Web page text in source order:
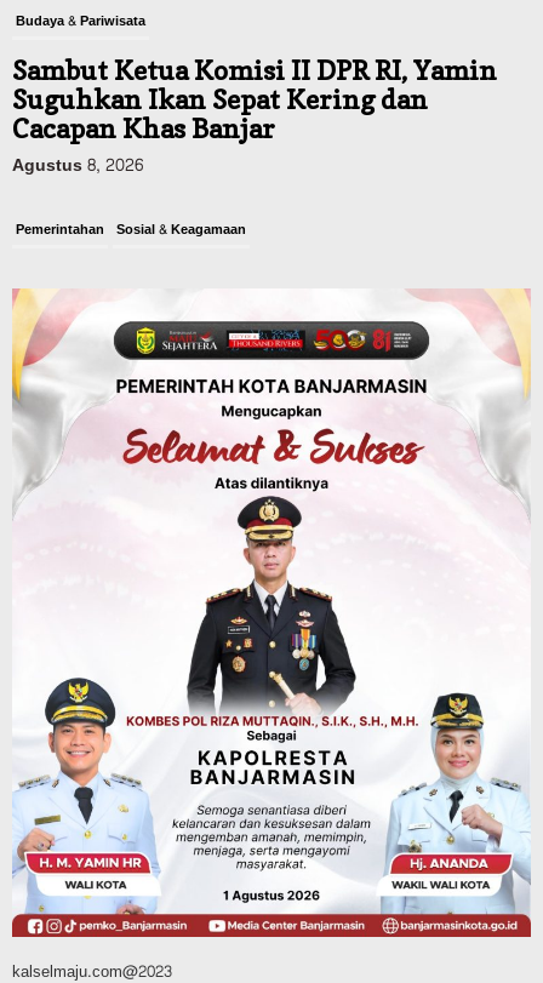
Budaya & Pariwisata
Sambut Ketua Komisi II DPR RI, Yamin
Suguhkan Ikan Sepat Kering dan
Cacapan Khas Banjar
Agustus 8, 2026
Pemerintahan Sosial & Keagamaan
Digital, Target 30 Persen IKD Masih
Jauh, Komisi II DPR Turun Tangan
Agustus 7, 2026
Dinas PUPR Kalsel Headline Pembangunan
Jalan Veteran Km 5,5 Sungai Lulut
Dibuka Pasca Retak dan Amblas,
Angkutan Bertonase 6 Ton Lebih Tak
Diperbolehkan Melintas
Headline
Panaskan Kembali Arena Panjat Tebing,
FPTI Banjarmasin Siapkan Sirkuit se-
Kalsel
Agustus 8, 2026
kalselmaju.com@2023